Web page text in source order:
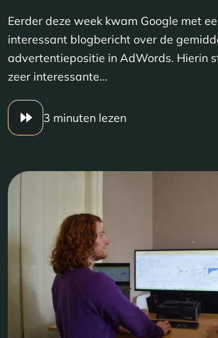
Eerder deze week kwam Google met
interessant blogbericht over de
advertentiepositie in AdWords. Hierin
zeer interessante…
3 minuten lezen